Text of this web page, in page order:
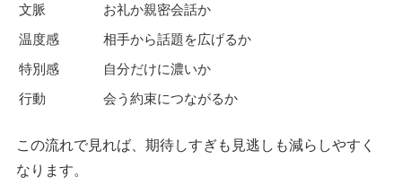
文脈
お礼か親密会話か
温度感
相手から話題を広げるか
特別感
自分だけに濃いか
行動
会う約束につながるか
この流れで見れば、期待しすぎも見逃しも減らしやすく
なります。